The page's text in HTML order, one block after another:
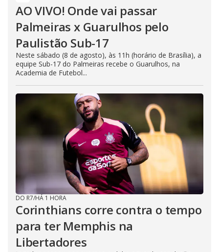
AO VIVO! Onde vai passar
Palmeiras x Guarulhos pelo
Paulistão Sub-17
Neste sábado (8 de agosto), às 11h (horário de Brasília), a
equipe Sub-17 do Palmeiras recebe o Guarulhos, na
Academia de Futebol...
DO R7/HÁ 1 HORA
Corinthians corre contra o tempo
para ter Memphis na
Libertadores